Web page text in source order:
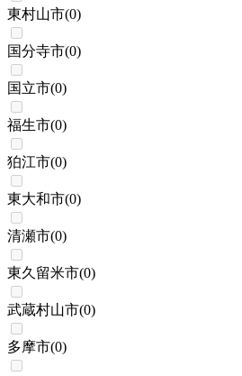
東村山市(0)
国分寺市(0)
国立市(0)
福生市(0)
狛江市(0)
東大和市(0)
清瀬市(0)
東久留米市(0)
武蔵村山市(0)
多摩市(0)